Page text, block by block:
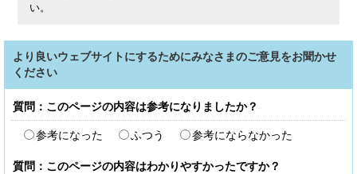
い。
より良いウェブサイトにするためにみなさまのご意見をお聞かせ
ください
質問：このページの内容は参考になりましたか？
参考になった ふつう 参考にならなかった
質問：このページの内容はわかりやすかったですか？